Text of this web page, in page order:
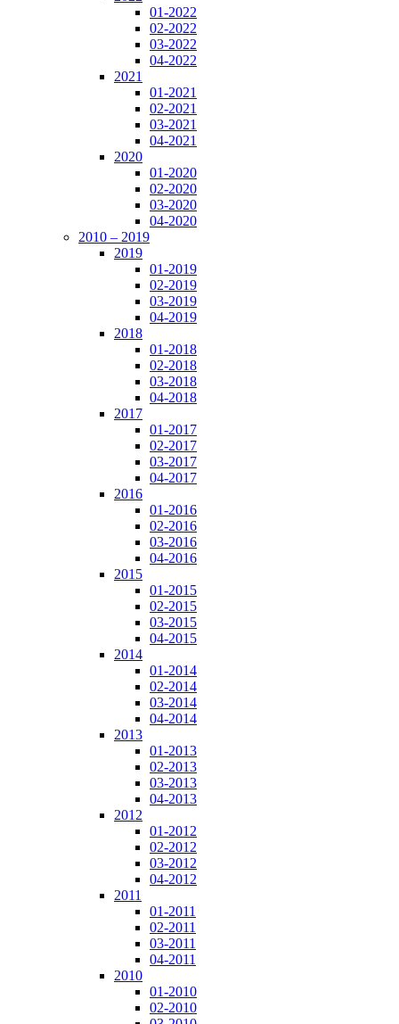
01-2022
02-2022
03-2022
04-2022
2021
01-2021
02-2021
03-2021
04-2021
2020
01-2020
02-2020
03-2020
04-2020
2010 – 2019
2019
01-2019
02-2019
03-2019
04-2019
2018
01-2018
02-2018
03-2018
04-2018
2017
01-2017
02-2017
03-2017
04-2017
2016
01-2016
02-2016
03-2016
04-2016
2015
01-2015
02-2015
03-2015
04-2015
2014
01-2014
02-2014
03-2014
04-2014
2013
01-2013
02-2013
03-2013
04-2013
2012
01-2012
02-2012
03-2012
04-2012
2011
01-2011
02-2011
03-2011
04-2011
2010
01-2010
02-2010